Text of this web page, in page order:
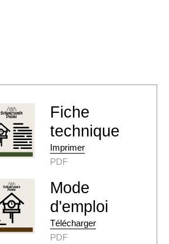
Fiche
technique
Imprimer
PDF
Mode
d'emploi
Télécharger
PDF